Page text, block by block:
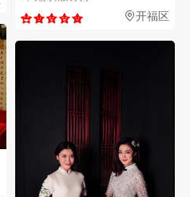
开福区